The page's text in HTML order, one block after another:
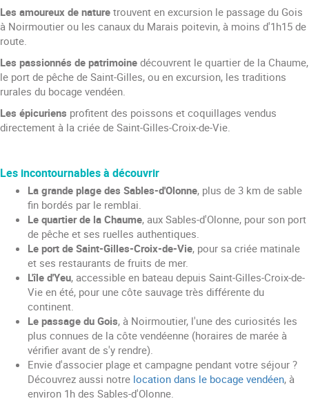
Les amoureux de nature trouvent en excursion le passage du Gois
à Noirmoutier ou les canaux du Marais poitevin, à moins d'1h15 de
route.
Les passionnés de patrimoine découvrent le quartier de la Chaume,
le port de pêche de Saint-Gilles, ou en excursion, les traditions
rurales du bocage vendéen.
Les épicuriens profitent des poissons et coquillages vendus
directement à la criée de Saint-Gilles-Croix-de-Vie.
Les incontournables à découvrir
La grande plage des Sables-d'Olonne, plus de 3 km de sable
fin bordés par le remblai.
Le quartier de la Chaume, aux Sables-d'Olonne, pour son port
de pêche et ses ruelles authentiques.
Le port de Saint-Gilles-Croix-de-Vie, pour sa criée matinale
et ses restaurants de fruits de mer.
L'île d'Yeu, accessible en bateau depuis Saint-Gilles-Croix-de-
Vie en été, pour une côte sauvage très différente du
continent.
Le passage du Gois, à Noirmoutier, l'une des curiosités les
plus connues de la côte vendéenne (horaires de marée à
vérifier avant de s'y rendre).
Envie d'associer plage et campagne pendant votre séjour ?
Découvrez aussi notre location dans le bocage vendéen, à
environ 1h des Sables-d'Olonne.